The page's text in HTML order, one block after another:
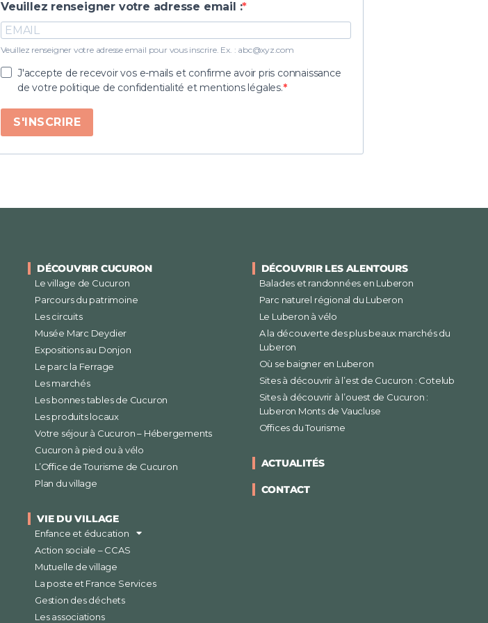
Veuillez renseigner votre adresse email :
Veuillez renseigner votre adresse email pour vous inscrire. Ex. : abc@xyz.com
J'accepte de recevoir vos e-mails et confirme avoir pris connaissance
de votre politique de confidentialité et mentions légales.
S'INSCRIRE
DÉCOUVRIR CUCURON
Le village de Cucuron
Parcours du patrimoine
Les circuits
Musée Marc Deydier
Expositions au Donjon
Le parc la Ferrage
Les marchés
Les bonnes tables de Cucuron
Les produits locaux
Votre séjour à Cucuron – Hébergements
Cucuron à pied ou à vélo
L’Office de Tourisme de Cucuron
Plan du village
VIE DU VILLAGE
Enfance et éducation
Action sociale – CCAS
Mutuelle de village
La poste et France Services
Gestion des déchets
Les associations
DÉCOUVRIR LES ALENTOURS
Balades et randonnées en Luberon
Parc naturel régional du Luberon
Le Luberon à vélo
A la découverte des plus beaux marchés du
Luberon
Où se baigner en Luberon
Sites à découvrir à l’est de Cucuron : Cotelub
Sites à découvrir à l’ouest de Cucuron :
Luberon Monts de Vaucluse
Offices du Tourisme
ACTUALITÉS
CONTACT